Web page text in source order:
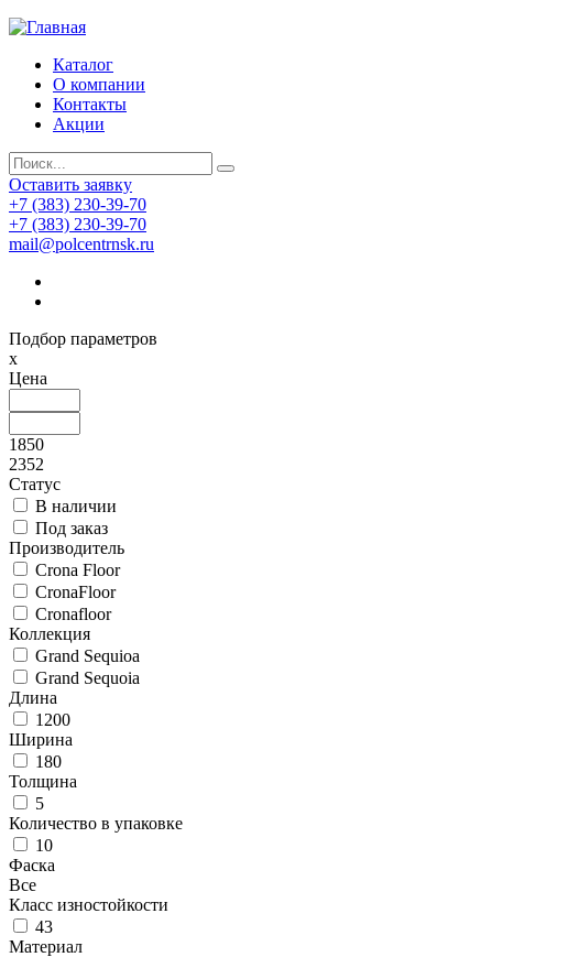
Каталог
О компании
Контакты
Акции
Оставить заявку
+7 (383) 230-39-70
+7 (383) 230-39-70
mail@polcentrnsk.ru
Подбор параметров
x
Цена
1850
2352
Статус
В наличии
Под заказ
Производитель
Crona Floor
CronaFloor
Cronafloor
Коллекция
Grand Sequioa
Grand Sequoia
Длина
1200
Ширина
180
Толщина
5
Количество в упаковке
10
Фаска
Все
Класс изностойкости
43
Материал